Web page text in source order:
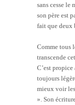
sans cesse le
son père est
fait que deux
Comme tous
transcende
C’est propice
toujours
mieux voir
». Son